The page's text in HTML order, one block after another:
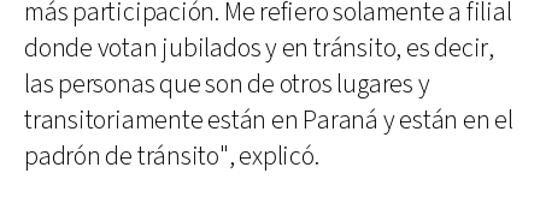
más participación. Me refiero solamente a filial
donde votan jubilados y en tránsito, es decir,
las personas que son de otros lugares y
transitoriamente están en Paraná y están en el
padrón de tránsito", explicó.